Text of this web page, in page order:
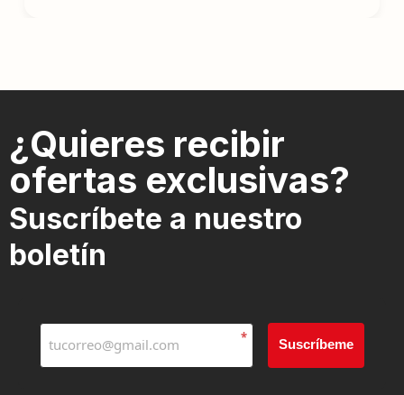
¿Quieres recibir
ofertas exclusivas?
Suscríbete a nuestro
boletín
* Suscríbeme